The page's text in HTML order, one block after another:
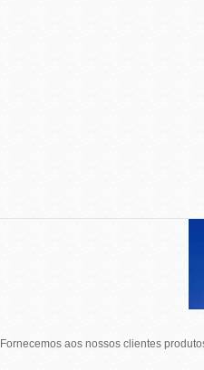
Fornecemos aos nossos clientes